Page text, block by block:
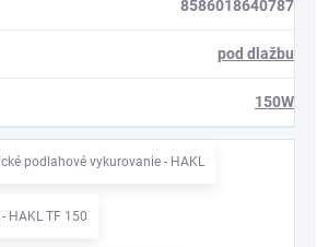
8586018640787
pod dlažbu
150W
podlahové vykurovanie - HAKL
HAKL TF 150